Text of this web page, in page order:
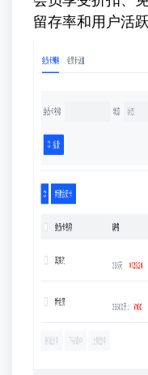
留存率和用户活